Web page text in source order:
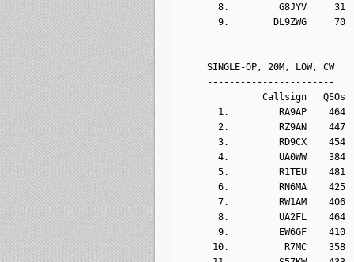
8.         G8JYV     31
9.        DL9ZWG     70
SINGLE-OP, 20M, LOW, CW
-----------------------
Callsign   QSOs  Points
1.         RA9AP    464
2.         RZ9AN    447
3.         RD9CX    454
4.         UA0WW    384
5.         R1TEU    481
6.         RN6MA    425
7.         RW1AM    406
8.         UA2FL    464
9.         EW6GF    410
10.          R7MC    358